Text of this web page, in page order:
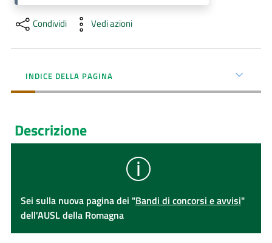
Condividi Vedi azioni
INDICE DELLA PAGINA
Descrizione
Sei sulla nuova pagina dei "Bandi di concorsi e avvisi"
dell'AUSL della Romagna